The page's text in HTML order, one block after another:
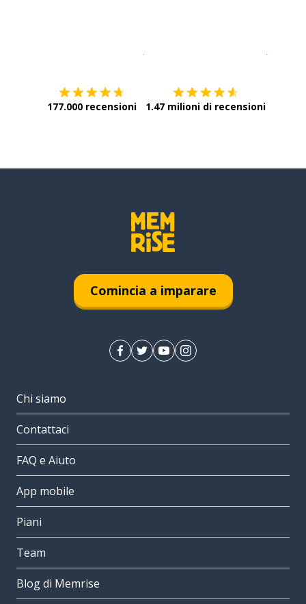
177.000 recensioni 1.47 milioni di recensioni
Comincia a imparare
Chi siamo
Contattaci
FAQ e Aiuto
App mobile
Piani
Team
Blog di Memrise